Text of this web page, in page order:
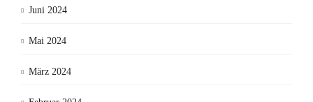
Juni 2024
Mai 2024
März 2024